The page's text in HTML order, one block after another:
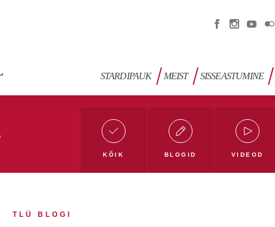
STARDIPAUK MEIST SISSEASTUMINE
KÕIK BLOGID VIDEOD
TLÜ BLOGI